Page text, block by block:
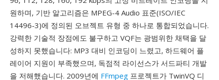
원하며, 기반 알고리즘은 MPEG-4 Audio 표준(ISO/IEC
14496-3)에 정의된 오브젝트 유형 중 하나로 통합되었습니다.
강력한 기술적 장점에도 불구하고 VQF는 광범위한 채택을 달
성하지 못했습니다: MP3 대비 인코딩이 느렸고, 하드웨어 플
레이어 지원이 부족했으며, 독점적 라이선스가 서드파티 개발
을 저해했습니다. 2009년에 FFmpeg 프로젝트가 TwinVQ 디